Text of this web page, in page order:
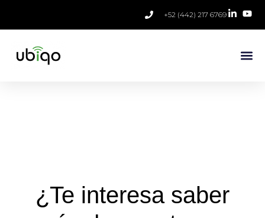
+52 (442) 217 6769
¿Te interesa saber